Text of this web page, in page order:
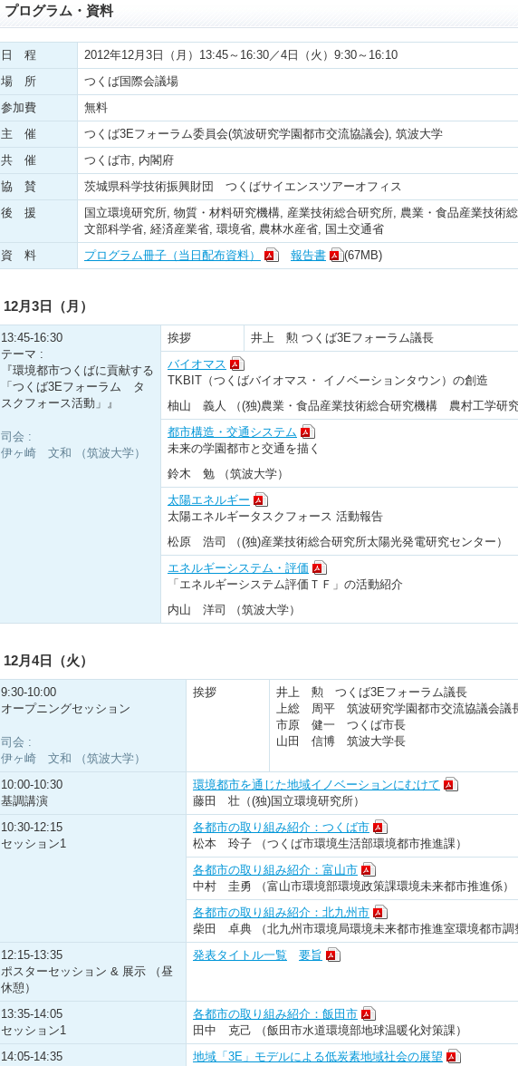
プログラム・資料
日 程
2012年12月3日（月）13:45～16:30／4日（火）9:30～16:10
場 所
つくば国際会議場
参加費
無料
主 催
つくば3Eフォーラム委員会(筑波研究学園都市交流協議会), 筑波大学
共 催
つくば市, 内閣府
協 賛
茨城県科学技術振興財団 つくばサイエンスツアーオフィス
後 援
国立環境研究所, 物質・材料研究機構, 産業技術総合研究所, 農業・食品産業技術
文部科学省, 経済産業省, 環境省, 農林水産省, 国土交通省
資 料
プログラム冊子（当日配布資料） 報告書 (67MB)
12月3日（月）
13:45-16:30
テーマ :
『環境都市つくばに貢献する
「つくば3Eフォーラム タ
スクフォース活動」』
司会 :
伊ヶ崎 文和 （筑波大学）
挨拶
井上 勲 つくば3Eフォーラム議長
バイオマス
TKBIT（つくばバイオマス・ イノベーションタウン）の創造
柚山 義人 （(独)農業・食品産業技術総合研究機構 農村工学研究
都市構造・交通システム
未来の学園都市と交通を描く
鈴木 勉 （筑波大学）
太陽エネルギー
太陽エネルギータスクフォース 活動報告
松原 浩司 （(独)産業技術総合研究所太陽光発電研究センター）
エネルギーシステム・評価
「エネルギーシステム評価ＴＦ」の活動紹介
内山 洋司 （筑波大学）
12月4日（火）
9:30-10:00
オープニングセッション
司会 :
伊ヶ崎 文和 （筑波大学）
挨拶
井上 勲 つくば3Eフォーラム議長
上総 周平 筑波研究学園都市交流協議会議
市原 健一 つくば市長
山田 信博 筑波大学長
10:00-10:30
基調講演
環境都市を通じた地域イノベーションにむけて
藤田 壮（(独)国立環境研究所）
10:30-12:15
セッション1
各都市の取り組み紹介：つくば市
松本 玲子 （つくば市環境生活部環境都市推進課）
各都市の取り組み紹介：富山市
中村 圭勇 （富山市環境部環境政策課環境未来都市推進係）
各都市の取り組み紹介：北九州市
柴田 卓典 （北九州市環境局環境未来都市推進室環境都市調
12:15-13:35
ポスターセッション & 展示 （昼
休憩）
発表タイトル一覧 要旨
13:35-14:05
セッション1
各都市の取り組み紹介：飯田市
田中 克己 （飯田市水道環境部地球温暖化対策課）
14:05-14:35
地域「3E」モデルによる低炭素地域社会の展望